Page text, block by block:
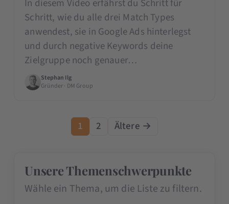
In diesem Video erfährst du Schritt für
Schritt, wie du alle drei Match Types
anwendest, sie in Google Ads hinterlegst
und durch negative Keywords deine
Zielgruppe noch genauer…
Stephan Ilg
Gründer · DM Group
1 2 Ältere →
Unsere Themenschwerpunkte
Wähle ein Thema, um die Liste zu filtern.